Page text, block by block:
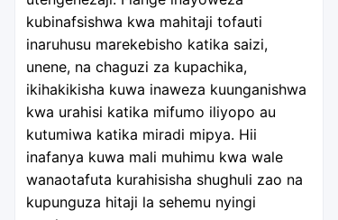
kubinafsishwa kwa mahitaji tofauti
inaruhusu marekebisho katika saizi,
unene, na chaguzi za kupachika,
ikihakikisha kuwa inaweza kuunganishwa
kwa urahisi katika mifumo iliyopo au
kutumiwa katika miradi mipya. Hii
inafanya kuwa mali muhimu kwa wale
wanaotafuta kurahisisha shughuli zao na
kupunguza hitaji la sehemu nyingi